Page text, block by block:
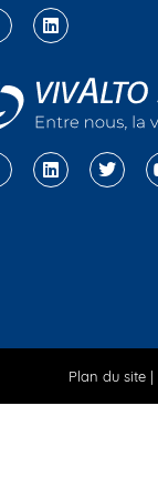
Plan du site |